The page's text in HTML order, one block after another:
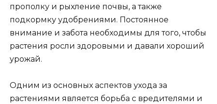
прополку и рыхление почвы, а также
подкормку удобрениями. Постоянное
внимание и забота необходимы для того, чтобы
растения росли здоровыми и давали хороший
урожай.
Одним из основных аспектов ухода за
растениями является борьба с вредителями и